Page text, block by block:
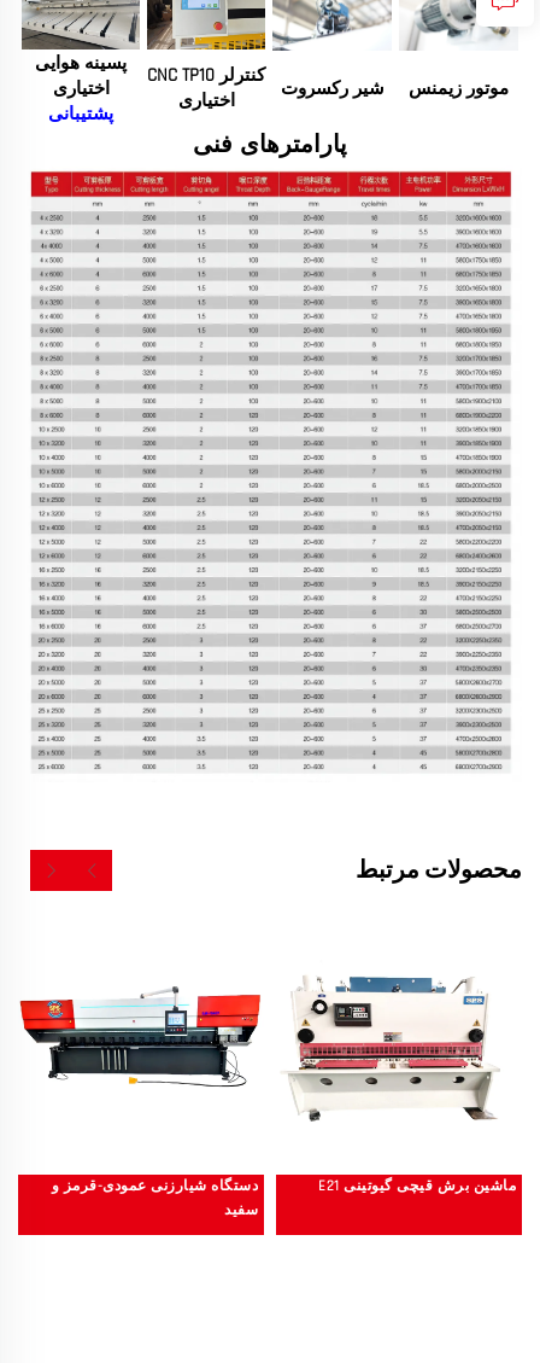
موتور زیمنس شیر رکسروت
کنترلر CNC TP10
اختیاری
پسینه هوایی
اختیاری
پشتیبانی
پارامترهای فنی
محصولات مرتبط
ماشین برش قیچی گیوتینی E21
دستگاه شیارزنی عمودی-قرمز و
سفید